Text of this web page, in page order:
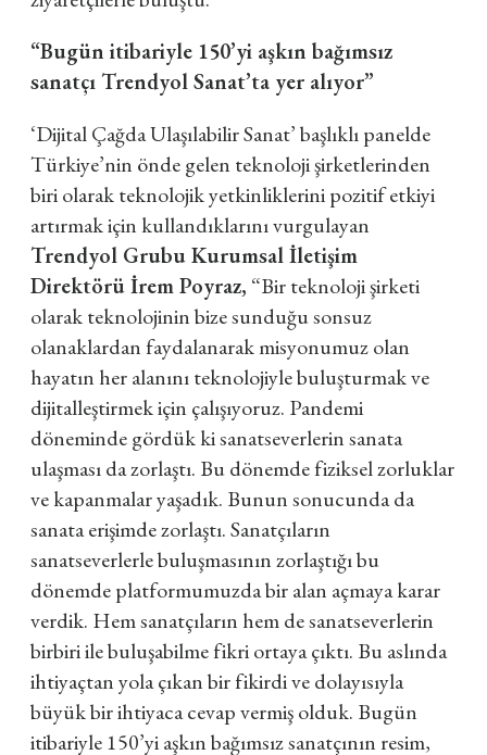
“Bugün itibariyle 150’yi aşkın bağımsız
sanatçı Trendyol Sanat’ta yer alıyor”
‘Dijital Çağda Ulaşılabilir Sanat’ başlıklı panelde
Türkiye’nin önde gelen teknoloji şirketlerinden
biri olarak teknolojik yetkinliklerini pozitif etkiyi
artırmak için kullandıklarını vurgulayan
Trendyol Grubu Kurumsal İletişim
Direktörü İrem Poyraz, “Bir teknoloji şirketi
olarak teknolojinin bize sunduğu sonsuz
olanaklardan faydalanarak misyonumuz olan
hayatın her alanını teknolojiyle buluşturmak ve
dijitalleştirmek için çalışıyoruz. Pandemi
döneminde gördük ki sanatseverlerin sanata
ulaşması da zorlaştı. Bu dönemde fiziksel zorluklar
ve kapanmalar yaşadık. Bunun sonucunda da
sanata erişimde zorlaştı. Sanatçıların
sanatseverlerle buluşmasının zorlaştığı bu
dönemde platformumuzda bir alan açmaya karar
verdik. Hem sanatçıların hem de sanatseverlerin
birbiri ile buluşabilme fikri ortaya çıktı. Bu aslında
ihtiyaçtan yola çıkan bir fikirdi ve dolayısıyla
büyük bir ihtiyaca cevap vermiş olduk. Bugün
itibariyle 150’yi aşkın bağımsız sanatçının resim,